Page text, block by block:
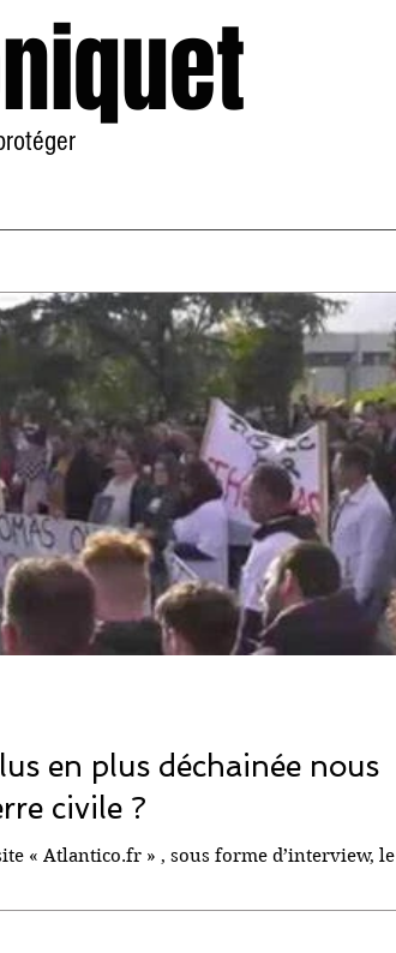
en plus déchainée nous
civile ?
« Atlantico.fr » , sous forme d’interview, le